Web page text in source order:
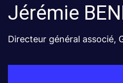
Jérémie
Directeur général associé,